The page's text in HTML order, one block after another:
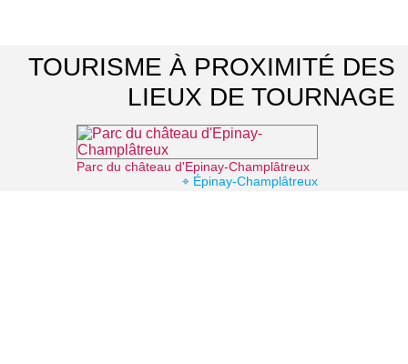
TOURISME À PROXIMITÉ DES
LIEUX DE TOURNAGE
Parc du château d'Epinay-Champlâtreux
⌖ Épinay-Champlâtreux